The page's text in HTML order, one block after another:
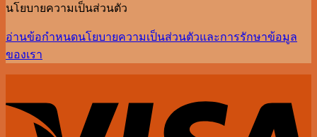
นโยบายความเป็นส่วนตัว
อ่านข้อกำหนดนโยบายความเป็นส่วนตัวและการรักษาข้อมูล
ของเรา